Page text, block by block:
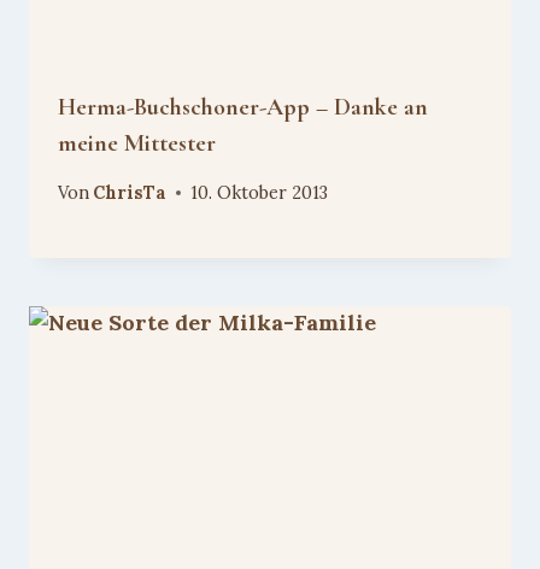
Herma-Buchschoner-App – Danke an
meine Mittester
Von ChrisTa 10. Oktober 2013